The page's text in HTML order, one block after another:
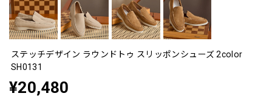
ステッチデザイン ラウンドトゥ スリッポンシューズ 2color
SH0131
¥20,480